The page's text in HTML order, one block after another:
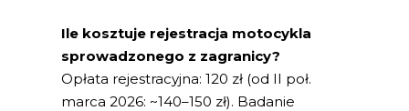
Ile kosztuje rejestracja motocykla
sprowadzonego z zagranicy?
Opłata rejestracyjna: 120 zł (od II poł.
marca 2026: ~140–150 zł). Badanie